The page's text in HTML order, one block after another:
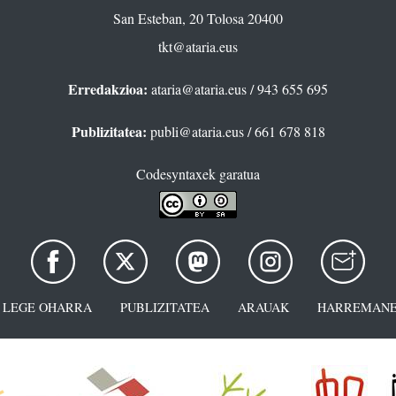
San Esteban, 20 Tolosa 20400
tkt@ataria.eus
Erredakzioa: ataria@ataria.eus/ 943 655 695
Publizitatea: publi@ataria.eus/ 661 678 818
Codesyntaxek garatua
LEGE OHARRA PUBLIZITATEA ARAUAK